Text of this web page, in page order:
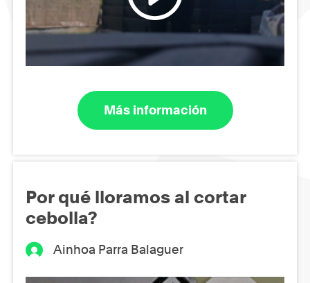
Más información
Por qué lloramos al cortar
cebolla?
Ainhoa Parra Balaguer